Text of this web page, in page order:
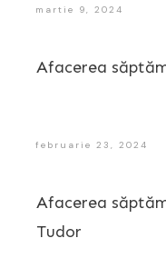
martie 9, 2024
Afacerea
februarie 23, 2024
Afacerea
Tudor